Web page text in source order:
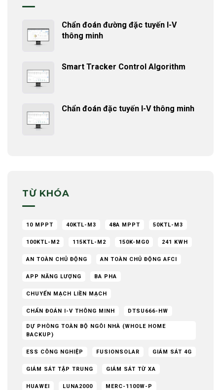
Chẩn đoán đường đặc tuyến I-V
thông minh
Smart Tracker Control Algorithm
Chẩn đoán đặc tuyến I-V thông minh
TỪ KHÓA
10 MPPT 40KTL-M3 48A MPPT 50KTL-M3
100KTL-M2 115KTL-M2 150K-MG0 241 KWH
AN TOÀN CHỦ ĐỘNG AN TOÀN CHỦ ĐỘNG AFCI
APP NĂNG LƯỢNG BA PHA
CHUYỂN MẠCH LIỀN MẠCH
CHẨN ĐOÁN I-V THÔNG MINH DTSU666-HW
DỰ PHÒNG TOÀN BỘ NGÔI NHÀ (WHOLE HOME
BACKUP)
ESS CÔNG NGHIỆP FUSIONSOLAR GIÁM SÁT 4G
GIÁM SÁT TẬP TRUNG GIÁM SÁT TỪ XA
HUAWEI LUNA2000 MERC-1100W-P